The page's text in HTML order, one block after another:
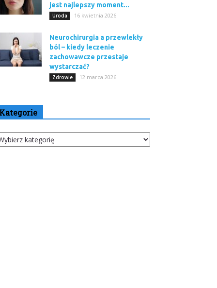
jest najlepszy moment...
Uroda 16 kwietnia 2026
Neurochirurgia a przewlekły
ból – kiedy leczenie
zachowawcze przestaje
wystarczać?
Zdrowie 12 marca 2026